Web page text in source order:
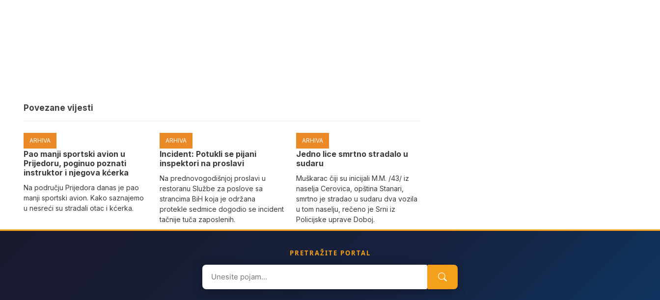
Povezane vijesti
ARHIVA
Pao manji sportski avion u
Prijedoru, poginuo poznati
instruktor i njegova kćerka
Na području Prijedora danas je pao
manji sportski avion. Kako saznajemo
u nesreći su stradali otac i kćerka.
ARHIVA
Incident: Potukli se pijani
inspektori na proslavi
Na prednovogodišnjoj proslavi u
restoranu Službe za poslove sa
strancima BiH koja je održana
protekle sedmice dogodio se incident
tačnije tuča zaposlenih.
ARHIVA
Јedno lice smrtno stradalo u
sudaru
Muškarac čiji su inicijali M.M. /43/ iz
naselja Cerovica, opština Stanari,
smrtno je stradao u sudaru dva vozila
u tom naselju, rečeno je Srni iz
Policijske uprave Doboj.
PRETRAŽITE PORTAL
Search
for: